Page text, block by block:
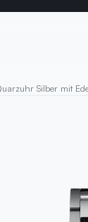
Silber mit